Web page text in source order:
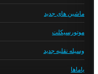
ماشین های جدید
موتورسیکلت
وسیله نقلیه جدید
یاماها